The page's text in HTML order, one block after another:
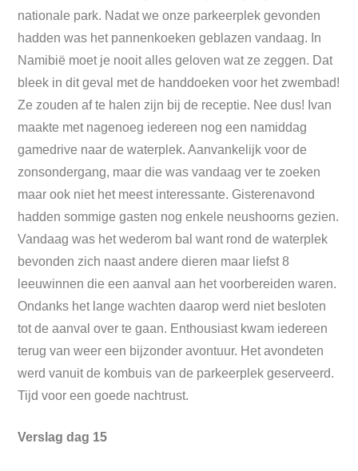
nationale park. Nadat we onze parkeerplek gevonden
hadden was het pannenkoeken geblazen vandaag. In
Namibië moet je nooit alles geloven wat ze zeggen. Dat
bleek in dit geval met de handdoeken voor het zwembad!
Ze zouden af te halen zijn bij de receptie. Nee dus! Ivan
maakte met nagenoeg iedereen nog een namiddag
gamedrive naar de waterplek. Aanvankelijk voor de
zonsondergang, maar die was vandaag ver te zoeken
maar ook niet het meest interessante. Gisterenavond
hadden sommige gasten nog enkele neushoorns gezien.
Vandaag was het wederom bal want rond de waterplek
bevonden zich naast andere dieren maar liefst 8
leeuwinnen die een aanval aan het voorbereiden waren.
Ondanks het lange wachten daarop werd niet besloten
tot de aanval over te gaan. Enthousiast kwam iedereen
terug van weer een bijzonder avontuur. Het avondeten
werd vanuit de kombuis van de parkeerplek geserveerd.
Tijd voor een goede nachtrust.
Verslag dag 15